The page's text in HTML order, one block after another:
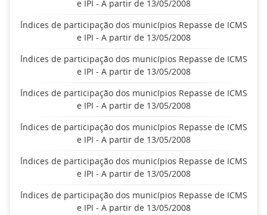
e IPI - A partir de 13/05/2008
Índices de participação dos municípios Repasse de ICMS
e IPI - A partir de 13/05/2008
Índices de participação dos municípios Repasse de ICMS
e IPI - A partir de 13/05/2008
Índices de participação dos municípios Repasse de ICMS
e IPI - A partir de 13/05/2008
Índices de participação dos municípios Repasse de ICMS
e IPI - A partir de 13/05/2008
Índices de participação dos municípios Repasse de ICMS
e IPI - A partir de 13/05/2008
Índices de participação dos municípios Repasse de ICMS
e IPI - A partir de 13/05/2008